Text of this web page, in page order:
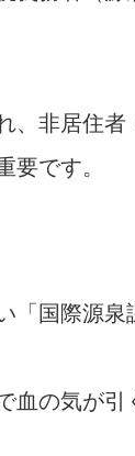
、非居住
要です。
「国際源
血の気が